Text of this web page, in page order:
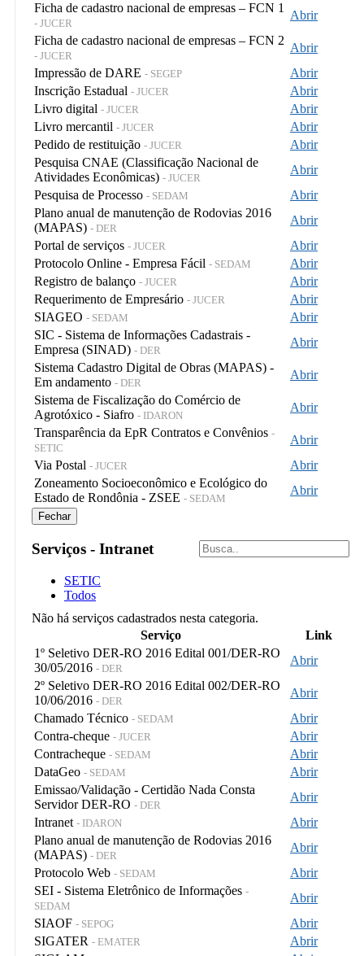
Ficha de cadastro nacional de empresas – FCN 1
- JUCER
Abrir
Ficha de cadastro nacional de empresas – FCN 2
- JUCER
Abrir
Impressão de DARE - SEGEP
Abrir
Inscrição Estadual - JUCER
Abrir
Livro digital - JUCER
Abrir
Livro mercantil - JUCER
Abrir
Pedido de restituição - JUCER
Abrir
Pesquisa CNAE (Classificação Nacional de
Atividades Econômicas) - JUCER
Abrir
Pesquisa de Processo - SEDAM
Abrir
Plano anual de manutenção de Rodovias 2016
(MAPAS) - DER
Abrir
Portal de serviços - JUCER
Abrir
Protocolo Online - Empresa Fácil - SEDAM
Abrir
Registro de balanço - JUCER
Abrir
Requerimento de Empresário - JUCER
Abrir
SIAGEO - SEDAM
Abrir
SIC - Sistema de Informações Cadastrais -
Empresa (SINAD) - DER
Abrir
Sistema Cadastro Digital de Obras (MAPAS) -
Em andamento - DER
Abrir
Sistema de Fiscalização do Comércio de
Agrotóxico - Siafro - IDARON
Abrir
Transparência da EpR Contratos e Convênios -
SETIC
Abrir
Via Postal - JUCER
Abrir
Zoneamento Socioeconômico e Ecológico do
Estado de Rondônia - ZSEE - SEDAM
Abrir
Fechar
Serviços - Intranet
SETIC
Todos
Não há serviços cadastrados nesta categoria.
Serviço
Link
1º Seletivo DER-RO 2016 Edital 001/DER-RO
30/05/2016 - DER
Abrir
2º Seletivo DER-RO 2016 Edital 002/DER-RO
10/06/2016 - DER
Abrir
Chamado Técnico - SEDAM
Abrir
Contra-cheque - JUCER
Abrir
Contracheque - SEDAM
Abrir
DataGeo - SEDAM
Abrir
Emissao/Validação - Certidão Nada Consta
Servidor DER-RO - DER
Abrir
Intranet - IDARON
Abrir
Plano anual de manutenção de Rodovias 2016
(MAPAS) - DER
Abrir
Protocolo Web - SEDAM
Abrir
SEI - Sistema Eletrônico de Informações -
SEDAM
Abrir
SIAOF - SEPOG
Abrir
SIGATER - EMATER
Abrir